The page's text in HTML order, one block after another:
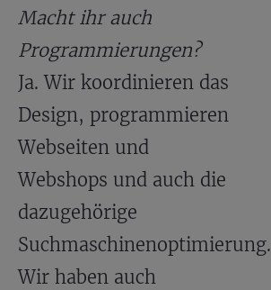
Macht ihr auch
Programmierungen?
Ja. Wir koordinieren das
Design, programmieren
Webseiten und
Webshops und auch die
dazugehörige
Suchmaschinenoptimierung.
Wir haben auch